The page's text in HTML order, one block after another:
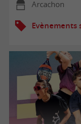
Arcachon
Evènements